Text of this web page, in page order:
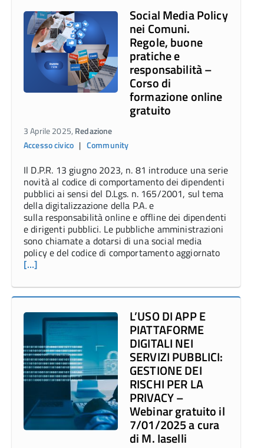
Social Media Policy
nei Comuni.
Regole, buone
pratiche e
responsabilità –
Corso di
formazione online
gratuito
3 Aprile 2025, Redazione
Accesso civico| Community
Il D.P.R. 13 giugno 2023, n. 81 introduce una serie
novità al codice di comportamento dei dipendenti
pubblici ai sensi del D.Lgs. n. 165/2001, sul tema
della digitalizzazione della P.A. e
sulla responsabilità online e offline dei dipendenti
e dirigenti pubblici. Le pubbliche amministrazioni
sono chiamate a dotarsi di una social media
policy e del codice di comportamento aggiornato
[…]
L’USO DI APP E
PIATTAFORME
DIGITALI NEI
SERVIZI PUBBLICI:
GESTIONE DEI
RISCHI PER LA
PRIVACY –
Webinar gratuito il
7/01/2025 a cura
di M. Iaselli